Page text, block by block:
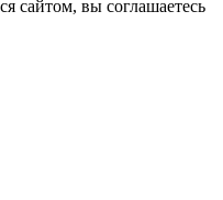
сайтом, вы соглашаетесь